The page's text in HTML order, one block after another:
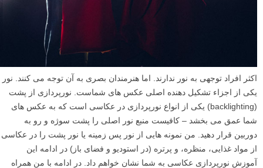
اکثر افراد توجهی به نور ندارند. اما هنرمندان بصری به آن توجه می کنند. نور
یکی از اجزاء تشکیل دهنده اصلی عکس های شماست. نورپردازی از پشت
(backlighting) یکی از انواع نورپردازی در عکاسی است که به عکس های
شما عمق می بخشد – کافیست منبع نور اصلی را پشت سوژه و رو به
دوربین قرار دهید. من نمونه هایی از نور پس زمینه یا نور پشت را در عکاسی
از مواد غذایی، منظره، و پرتره (در استودیو و فضای باز) در ادامه این
آموزش نورپردازی عکاسی به شما نشان خواهم داد. در ادامه با من همراه